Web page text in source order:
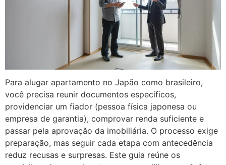
Para alugar apartamento no Japão como brasileiro,
você precisa reunir documentos específicos,
providenciar um fiador (pessoa física japonesa ou
empresa de garantia), comprovar renda suficiente e
passar pela aprovação da imobiliária. O processo exige
preparação, mas seguir cada etapa com antecedência
reduz recusas e surpresas. Este guia reúne os